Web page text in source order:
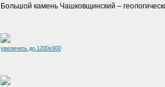
Большой камень Чашковщинский –
увеличить до 1200x900